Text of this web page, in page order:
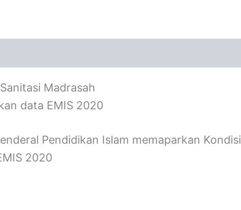
Madrasah
data EMIS 2020
Pendidikan Islam memaparkan Kondisi
2020